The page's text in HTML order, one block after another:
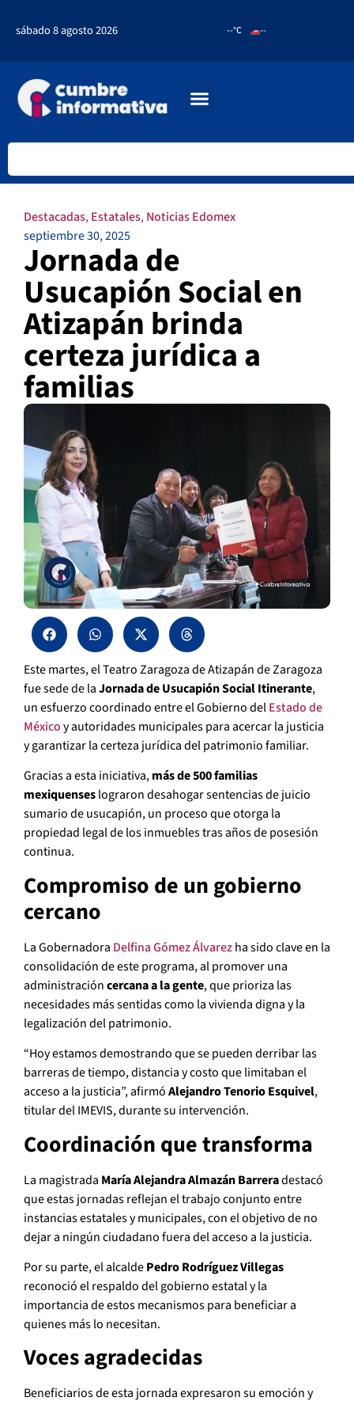
sábado 8 agosto 2026 --°C --
Destacadas,Estatales,Noticias Edomex
septiembre 30, 2025
Jornada de
Usucapión Social en
Atizapán brinda
certeza jurídica a
familias
Este martes, el Teatro Zaragoza de Atizapán de Zaragoza
fue sede de laJornada de Usucapión Social Itinerante,
un esfuerzo coordinado entre el Gobierno delEstado de
Méxicoy autoridades municipales para acercar la justicia
y garantizar la certeza jurídica del patrimonio familiar.
Gracias a esta iniciativa,más de 500 familias
mexiquenseslograron desahogar sentencias de juicio
sumario de usucapión, un proceso que otorga la
propiedad legal de los inmuebles tras años de posesión
continua.
Compromiso de un gobierno
cercano
La Gobernadora Delfina Gómez Álvarezha sido clave en la
consolidación de este programa, al promover una
administracióncercana a la gente, que prioriza las
necesidades más sentidas como la vivienda digna y la
legalización del patrimonio.
“Hoy estamos demostrando que se pueden derribar las
barreras de tiempo, distancia y costo que limitaban el
acceso a la justicia”, afirmóAlejandro Tenorio Esquivel,
titular del IMEVIS, durante su intervención.
Coordinación que transforma
La magistrada María Alejandra Almazán Barreradestacó
que estas jornadas reflejan el trabajo conjunto entre
instancias estatales y municipales, con el objetivo de no
dejar a ningún ciudadano fuera del acceso a la justicia.
Por su parte, el alcaldePedro Rodríguez Villegas
reconoció el respaldo del gobierno estatal y la
importancia de estos mecanismos para beneficiar a
quienes más lo necesitan.
Voces agradecidas
Beneficiarios de esta jornada expresaron su emoción y